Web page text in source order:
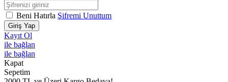
Beni Hatırla Şifremi Unuttum
Giriş Yap
Kayıt Ol
ile bağlan
ile bağlan
Kapat
Sepetim